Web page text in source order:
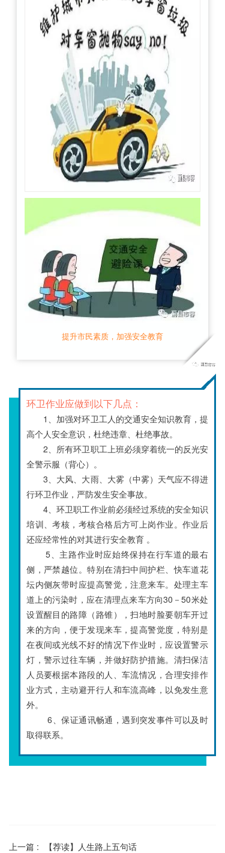
提升市民素质，加强安全教育
环卫作业应做到以下几点：
1、加强对环卫工人的交通安全知识教育，提
高个人安全意识，杜绝违章、杜绝事故。
2、所有环卫职工上班必须穿着统一的反光安
全警示服（背心）。
3、大风、大雨、大雾（中雾）天气应不得进
行环卫作业，严防发生安全事故。
4、环卫职工作业前必须经过系统的安全知识
培训、考核，考核合格后方可上岗作业。作业后
还应经常性的对其进行安全教育 。
5、主路作业时应始终保持在行车道的最右
侧，严禁越位。特别在清扫中间护栏、快车道花
坛内侧灰带时应提高警觉，注意来车。处理主车
道上的污染时，应在清理点来车方向30－50米处
设置醒目的路障（路锥），扫地时脸要朝车开过
来的方向，便于发现来车，提高警觉度，特别是
在夜间或光线不好的情况下作业时，应设置警示
灯，警示过往车辆，并做好防护措施。清扫保洁
人员要根据本路段的人、车流情况，合理安排作
业方式，主动避开行人和车流高峰，以免发生意
外。
6、保证通讯畅通，遇到突发事件可以及时
取得联系。
上一篇 :
【荐读】人生路上五句话